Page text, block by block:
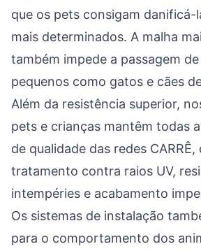
que os pets consigam danificá-
mais determinados. A malha
também impede a passagem
pequenos como gatos e cães
Além da resistência superior,
pets e crianças mantêm todas
de qualidade das redes CARRÊ,
tratamento contra raios UV,
intempéries e acabamento
Os sistemas de instalação
para o comportamento dos